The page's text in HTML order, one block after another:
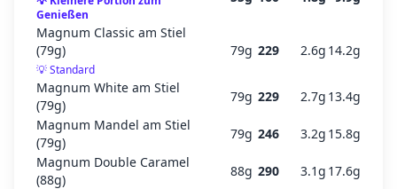
Genießen
Magnum Classic am Stiel
(79g)
💡Standard
79g 229 2.6g 14.2g
Magnum White am Stiel
(79g)
79g 229 2.7g 13.4g
Magnum Mandel am Stiel
(79g)
79g 246 3.2g 15.8g
Magnum Double Caramel
(88g)
88g 290 3.1g 17.6g